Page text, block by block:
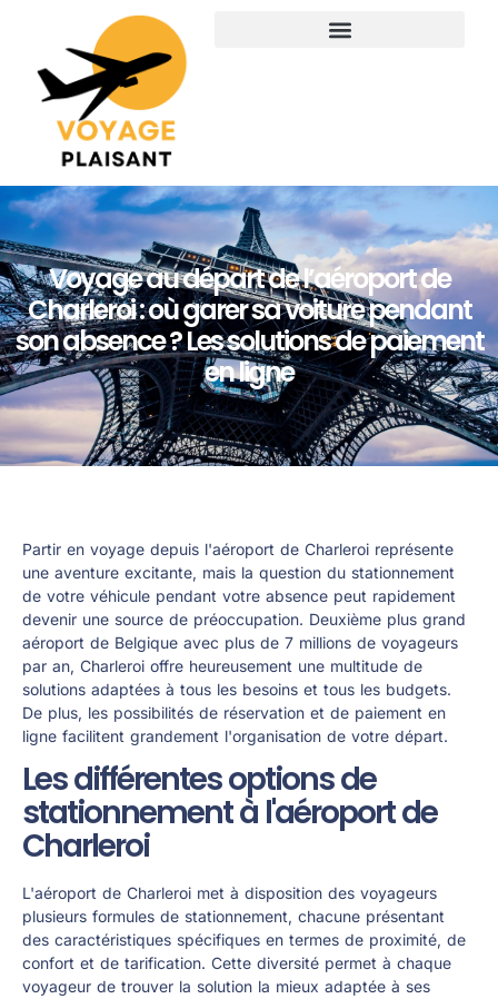
Voyage au départ de l’aéroport de
Charleroi : où garer sa voiture pendant
son absence ? Les solutions de paiement
en ligne
Partir en voyage depuis l'aéroport de Charleroi représente
une aventure excitante, mais la question du stationnement
de votre véhicule pendant votre absence peut rapidement
devenir une source de préoccupation. Deuxième plus grand
aéroport de Belgique avec plus de 7 millions de voyageurs
par an, Charleroi offre heureusement une multitude de
solutions adaptées à tous les besoins et tous les budgets.
De plus, les possibilités de réservation et de paiement en
ligne facilitent grandement l'organisation de votre départ.
Les différentes options de
stationnement à l'aéroport de
Charleroi
L'aéroport de Charleroi met à disposition des voyageurs
plusieurs formules de stationnement, chacune présentant
des caractéristiques spécifiques en termes de proximité, de
confort et de tarification. Cette diversité permet à chaque
voyageur de trouver la solution la mieux adaptée à ses